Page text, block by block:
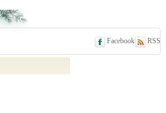
Facebook RSS